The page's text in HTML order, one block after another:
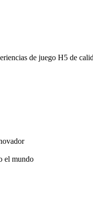
de juego H5 de
el mundo